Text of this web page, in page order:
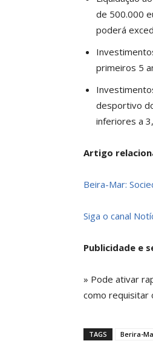
de 500.000
poderá
primeiros 5
desportivo
inferiores a
Artigo
Beira-Mar:
Siga o canal
Publicidade e
» Pode ativar
como requisitar
TAGS Berira-